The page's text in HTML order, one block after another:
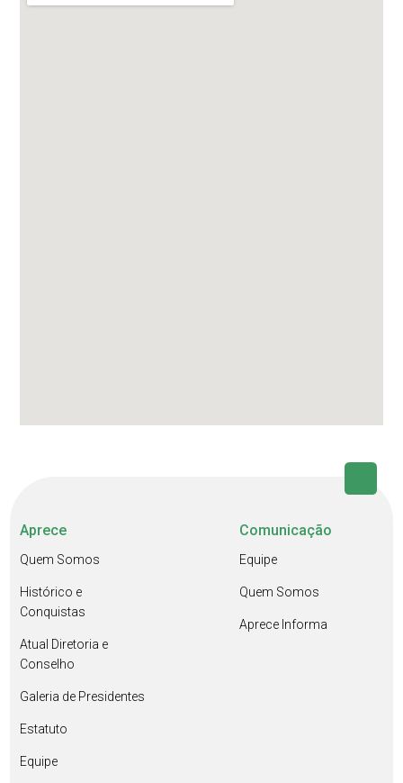
Aprece
Quem Somos
Histórico e
Conquistas
Atual Diretoria e
Conselho
Galeria de Presidentes
Estatuto
Equipe
Comunicação
Equipe
Quem Somos
Aprece Informa